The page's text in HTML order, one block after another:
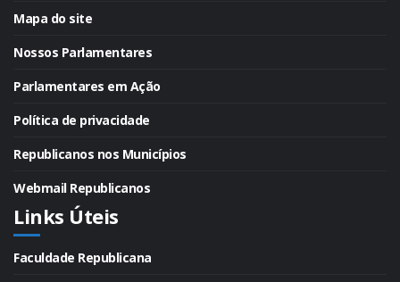
Mapa do site
Nossos Parlamentares
Parlamentares em Ação
Política de privacidade
Republicanos nos Municípios
Webmail Republicanos
Links Úteis
Faculdade Republicana